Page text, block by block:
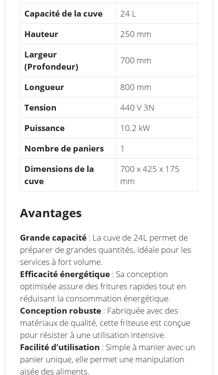
Capacité de la cuve
24 L
Hauteur
250 mm
Largeur
(Profondeur)
700 mm
Longueur
800 mm
Tension
440 V 3N
Puissance
10.2 kW
Nombre de paniers
1
Dimensions de la
cuve
700 x 425 x 175
mm
Avantages
Grande capacité : La cuve de 24L permet de
préparer de grandes quantités, idéale pour les
services à fort volume.
Efficacité énergétique : Sa conception
optimisée assure des fritures rapides tout en
réduisant la consommation énergétique.
Conception robuste : Fabriquée avec des
matériaux de qualité, cette friteuse est conçue
pour résister à une utilisation intensive.
Facilité d’utilisation : Simple à manier avec un
panier unique, elle permet une manipulation
aisée des aliments.